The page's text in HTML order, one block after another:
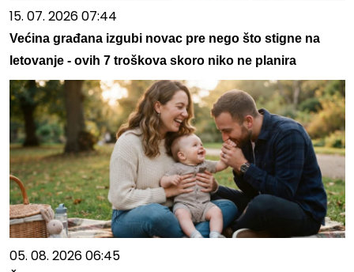
15. 07. 2026 07:44
Većina građana izgubi novac pre nego što stigne na
letovanje - ovih 7 troškova skoro niko ne planira
05. 08. 2026 06:45